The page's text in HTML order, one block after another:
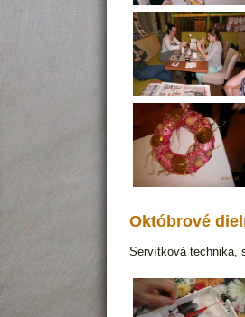
Októbrové
Servítková technika,